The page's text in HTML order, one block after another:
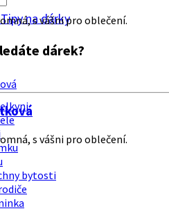
na dárky
dárek?
bytosti
s vášni pro oblečení.
s vášni pro oblečení.